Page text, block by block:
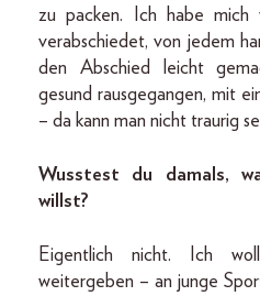
zu packen. Ich habe
verabschiedet, von jedem
den Abschied leicht
gesund rausgegangen, mit
– da kann man nicht traurig
Wusstest du damals,
willst?
Eigentlich nicht. Ich
weitergeben – an junge